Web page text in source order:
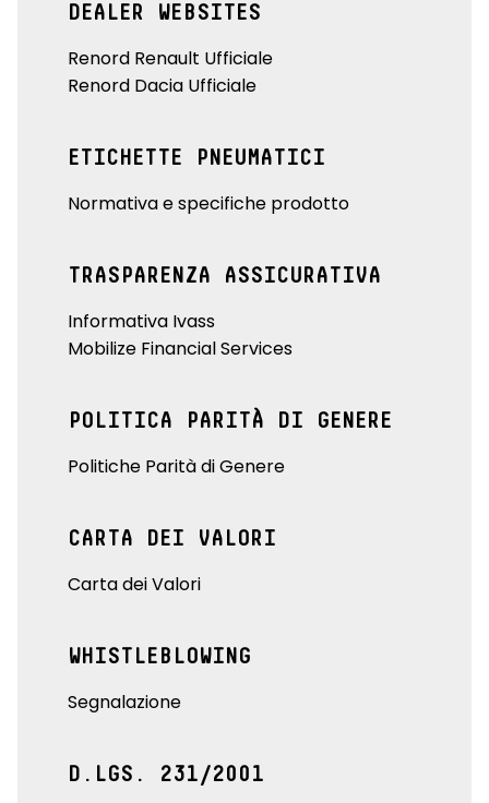
DEALER WEBSITES
Renord Renault Ufficiale
Renord Dacia Ufficiale
ETICHETTE PNEUMATICI
Normativa e specifiche prodotto
TRASPARENZA ASSICURATIVA
Informativa Ivass
Mobilize Financial Services
POLITICA PARITÀ DI GENERE
Politiche Parità di Genere
CARTA DEI VALORI
Carta dei Valori
WHISTLEBLOWING
Segnalazione
D.LGS. 231/2001